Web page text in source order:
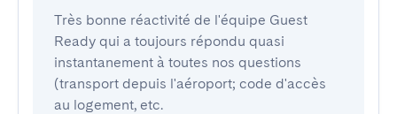
Très bonne réactivité de l'équipe Guest
Ready qui a toujours répondu quasi
instantanement à toutes nos questions
(transport depuis l'aéroport; code d'accès
au logement, etc.